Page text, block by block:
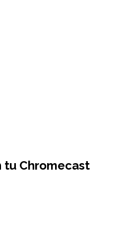
tu Chromecast